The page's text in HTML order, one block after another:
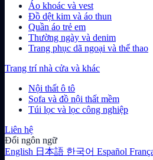
Áo khoác và vest
Đồ dệt kim và áo thun
Quần áo trẻ em
Thường ngày và denim
Trang phục dã ngoại và thể thao
Trang trí nhà cửa và khác
Nội thất ô tô
Sofa và đồ nội thất mềm
Túi lọc và lọc công nghiệp
Liên hệ
Đổi ngôn ngữ
English 日本語 한국어 Español